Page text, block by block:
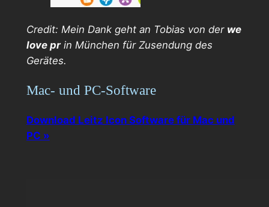
Credit: Mein Dank geht an Tobias von der we
love prin München für Zusendung des
Gerätes.
Mac- und PC-Software
Download Leitz Icon Software für Mac und
PC »